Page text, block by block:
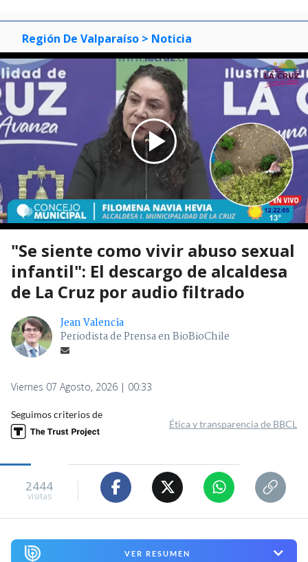
Región De Valparaíso > Noticia
"Se siente como vivir abuso sexual
infantil": El descargo de alcaldesa
de La Cruz por audio filtrado
Jean Valencia
Periodista de Prensa en BioBioChile
Viernes 07 Agosto, 2026 | 00:33
Seguimos criterios de
Ética y transparencia de BBCL
2444
visitas
VER RESUMEN